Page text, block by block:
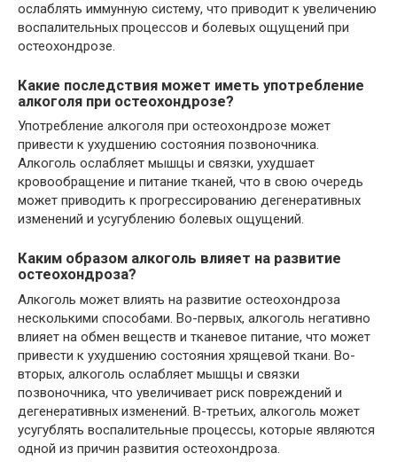
ослаблять иммунную систему, что приводит к увеличению
воспалительных процессов и болевых ощущений при
остеохондрозе.
Какие последствия может иметь употребление
алкоголя при остеохондрозе?
Употребление алкоголя при остеохондрозе может
привести к ухудшению состояния позвоночника.
Алкоголь ослабляет мышцы и связки, ухудшает
кровообращение и питание тканей, что в свою очередь
может приводить к прогрессированию дегенеративных
изменений и усугублению болевых ощущений.
Каким образом алкоголь влияет на развитие
остеохондроза?
Алкоголь может влиять на развитие остеохондроза
несколькими способами. Во-первых, алкоголь негативно
влияет на обмен веществ и тканевое питание, что может
привести к ухудшению состояния хрящевой ткани. Во-
вторых, алкоголь ослабляет мышцы и связки
позвоночника, что увеличивает риск повреждений и
дегенеративных изменений. В-третьих, алкоголь может
усугублять воспалительные процессы, которые являются
одной из причин развития остеохондроза.